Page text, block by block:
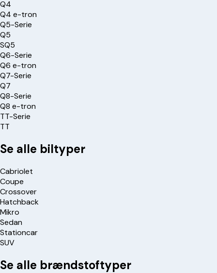
Q4
Q4 e-tron
Q5-Serie
Q5
SQ5
Q6-Serie
Q6 e-tron
Q7-Serie
Q7
Q8-Serie
Q8 e-tron
TT-Serie
TT
Se alle biltyper
Cabriolet
Coupe
Crossover
Hatchback
Mikro
Sedan
Stationcar
SUV
Se alle brændstoftyper